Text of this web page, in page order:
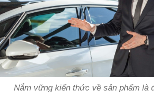
Nắm vững kiến thức về sản phẩm là